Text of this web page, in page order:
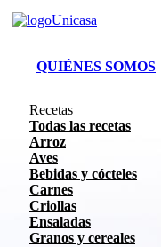
QUIÉNES SOMOS
Recetas
Todas las recetas
Arroz
Aves
Bebidas y cócteles
Carnes
Criollas
Ensaladas
Granos y cereales